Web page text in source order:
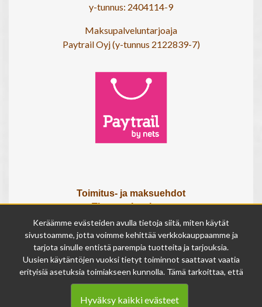
y-tunnus: 2404114-9
Maksupalveluntarjoaja
Paytrail Oyj (y-tunnus 2122839-7)
Toimitus- ja maksuehdot
Tietosuojaseloste
Tietoa meistä
Osta lahjakortti
Tilauksen peruutuslomake
Olemme avoinna
ma - pe 9 - 17
la 9 - 14
Keräämme evästeiden avulla tietoja siitä, miten käytät
sivustoamme, jotta voimme kehittää verkkokauppaamme ja
tarjota sinulle entistä parempia tuotteita ja tarjouksia.
Uusien käytäntöjen vuoksi tietyt toiminnot saattavat vaatia
erityisiä asetuksia toimiakseen kunnolla. Tämä tarkoittaa, että
joissakin tapauksissa anonymisoidut tiedot voivat kertyä,
vaikka olisit kieltänyt evästeiden käytön. Näitä tietoja
Hyväksy kaikki evästeet